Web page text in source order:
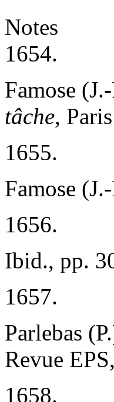
Notes
1654.
Famose
tâche,
1655.
Famose
1656.
Ibid., pp.
1657.
Parlebas
Revue
1658.